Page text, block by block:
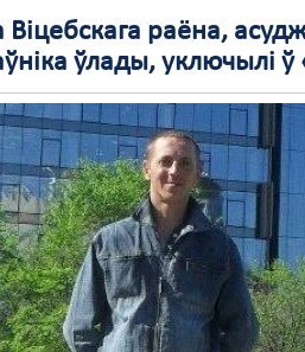
раёна,
ўлады, уключылі ў